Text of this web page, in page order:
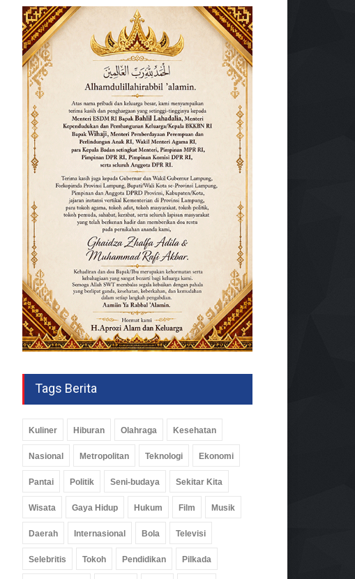
Tags Berita
Kuliner Hiburan Olahraga Kesehatan
Nasional Metropolitan Teknologi Ekonomi
Pantai Politik Seni-budaya Sekitar Kita
Wisata Gaya Hidup Hukum Film Musik
Daerah Internasional Bola Televisi
Selebritis Tokoh Pendidikan Pilkada